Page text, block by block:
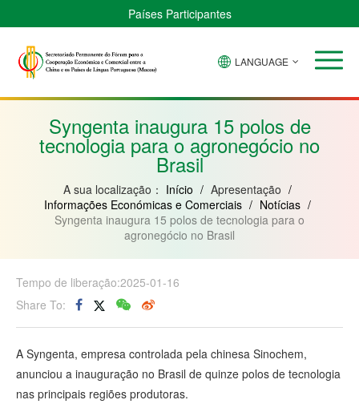
Países Participantes
Verde
Bissau
Guiné
Moçambique
LANGUAGE
Syngenta inaugura 15 polos de
tecnologia para o agronegócio no
Brasil
A sua localização： Início / Apresentação /
Informações Económicas e Comerciais / Notícias /
Syngenta inaugura 15 polos de tecnologia para o
agronegócio no Brasil
Tempo de liberação:2025-01-16
Share To:
A Syngenta, empresa controlada pela chinesa Sinochem,
anunciou a inauguração no Brasil de quinze polos de tecnologia
nas principais regiões produtoras.